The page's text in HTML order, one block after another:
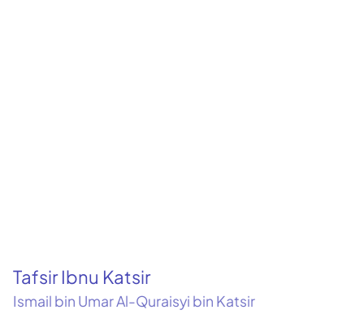
Tafsir Ibnu Katsir
Ismail bin Umar Al-Quraisyi bin Katsir